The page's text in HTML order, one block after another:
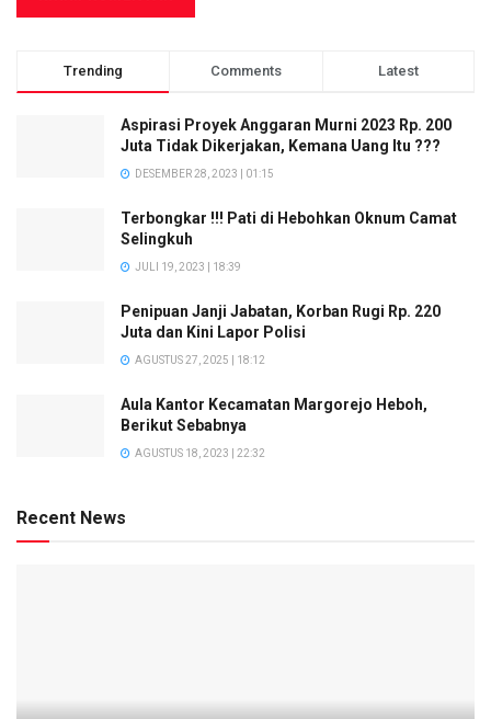
Trending Comments Latest
Aspirasi Proyek Anggaran Murni 2023 Rp. 200
Juta Tidak Dikerjakan, Kemana Uang Itu ???
DESEMBER 28, 2023 | 01:15
Terbongkar !!! Pati di Hebohkan Oknum Camat
Selingkuh
JULI 19, 2023 | 18:39
Penipuan Janji Jabatan, Korban Rugi Rp. 220
Juta dan Kini Lapor Polisi
AGUSTUS 27, 2025 | 18:12
Aula Kantor Kecamatan Margorejo Heboh,
Berikut Sebabnya
AGUSTUS 18, 2023 | 22:32
Recent News